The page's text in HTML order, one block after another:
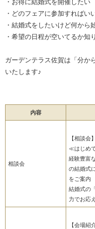
・お得に結婚式を開催したい
・どのフェアに参加すればい
・結婚式をしたいけど何から
・希望の日程が空いてるか知
ガーデンテラス佐賀は「分か
いたします♪
内容
相談会
【相談会】
≪はじめ
経験豊富
の結婚式
をご案内
結婚式の
力でお応
【会場紹